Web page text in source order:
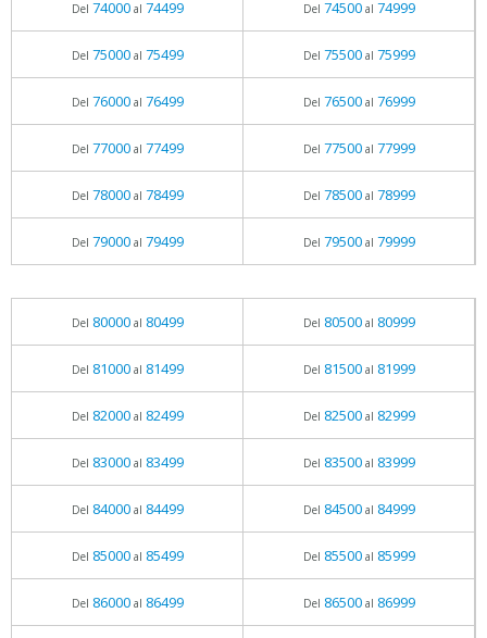
Del 74000al 74499 Del 74500al 74999
Del 75000al 75499 Del 75500al 75999
Del 76000al 76499 Del 76500al 76999
Del 77000al 77499 Del 77500al 77999
Del 78000al 78499 Del 78500al 78999
Del 79000al 79499 Del 79500al 79999
Del 80000al 80499 Del 80500al 80999
Del 81000al 81499 Del 81500al 81999
Del 82000al 82499 Del 82500al 82999
Del 83000al 83499 Del 83500al 83999
Del 84000al 84499 Del 84500al 84999
Del 85000al 85499 Del 85500al 85999
Del 86000al 86499 Del 86500al 86999